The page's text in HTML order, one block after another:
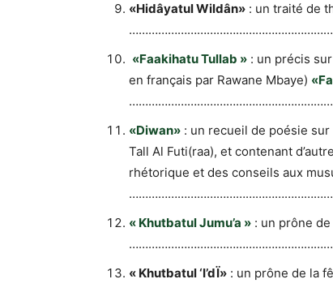
«Hidâyatul Wildân» : un traité de
«Faakihatu Tullab » : un précis
en français par Rawane Mbaye)
«Diwan» : un recueil de poésie sur
Tall Al Futi(raa), et contenant
rhétorique et des conseils aux
« Khutbatul Jumu’a » : un prône
« Khutbatul ‘I’dÏ» : un prône de la